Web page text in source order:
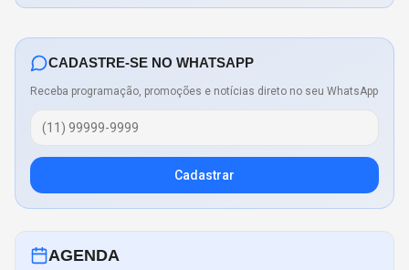
CADASTRE-SE NO WHATSAPP
Receba programação, promoções e notícias direto no seu WhatsApp
Cadastrar
AGENDA